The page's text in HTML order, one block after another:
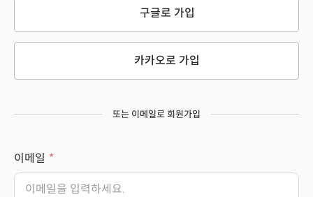
구글로 가입
카카오로 가입
또는 이메일로 회원가입
이메일